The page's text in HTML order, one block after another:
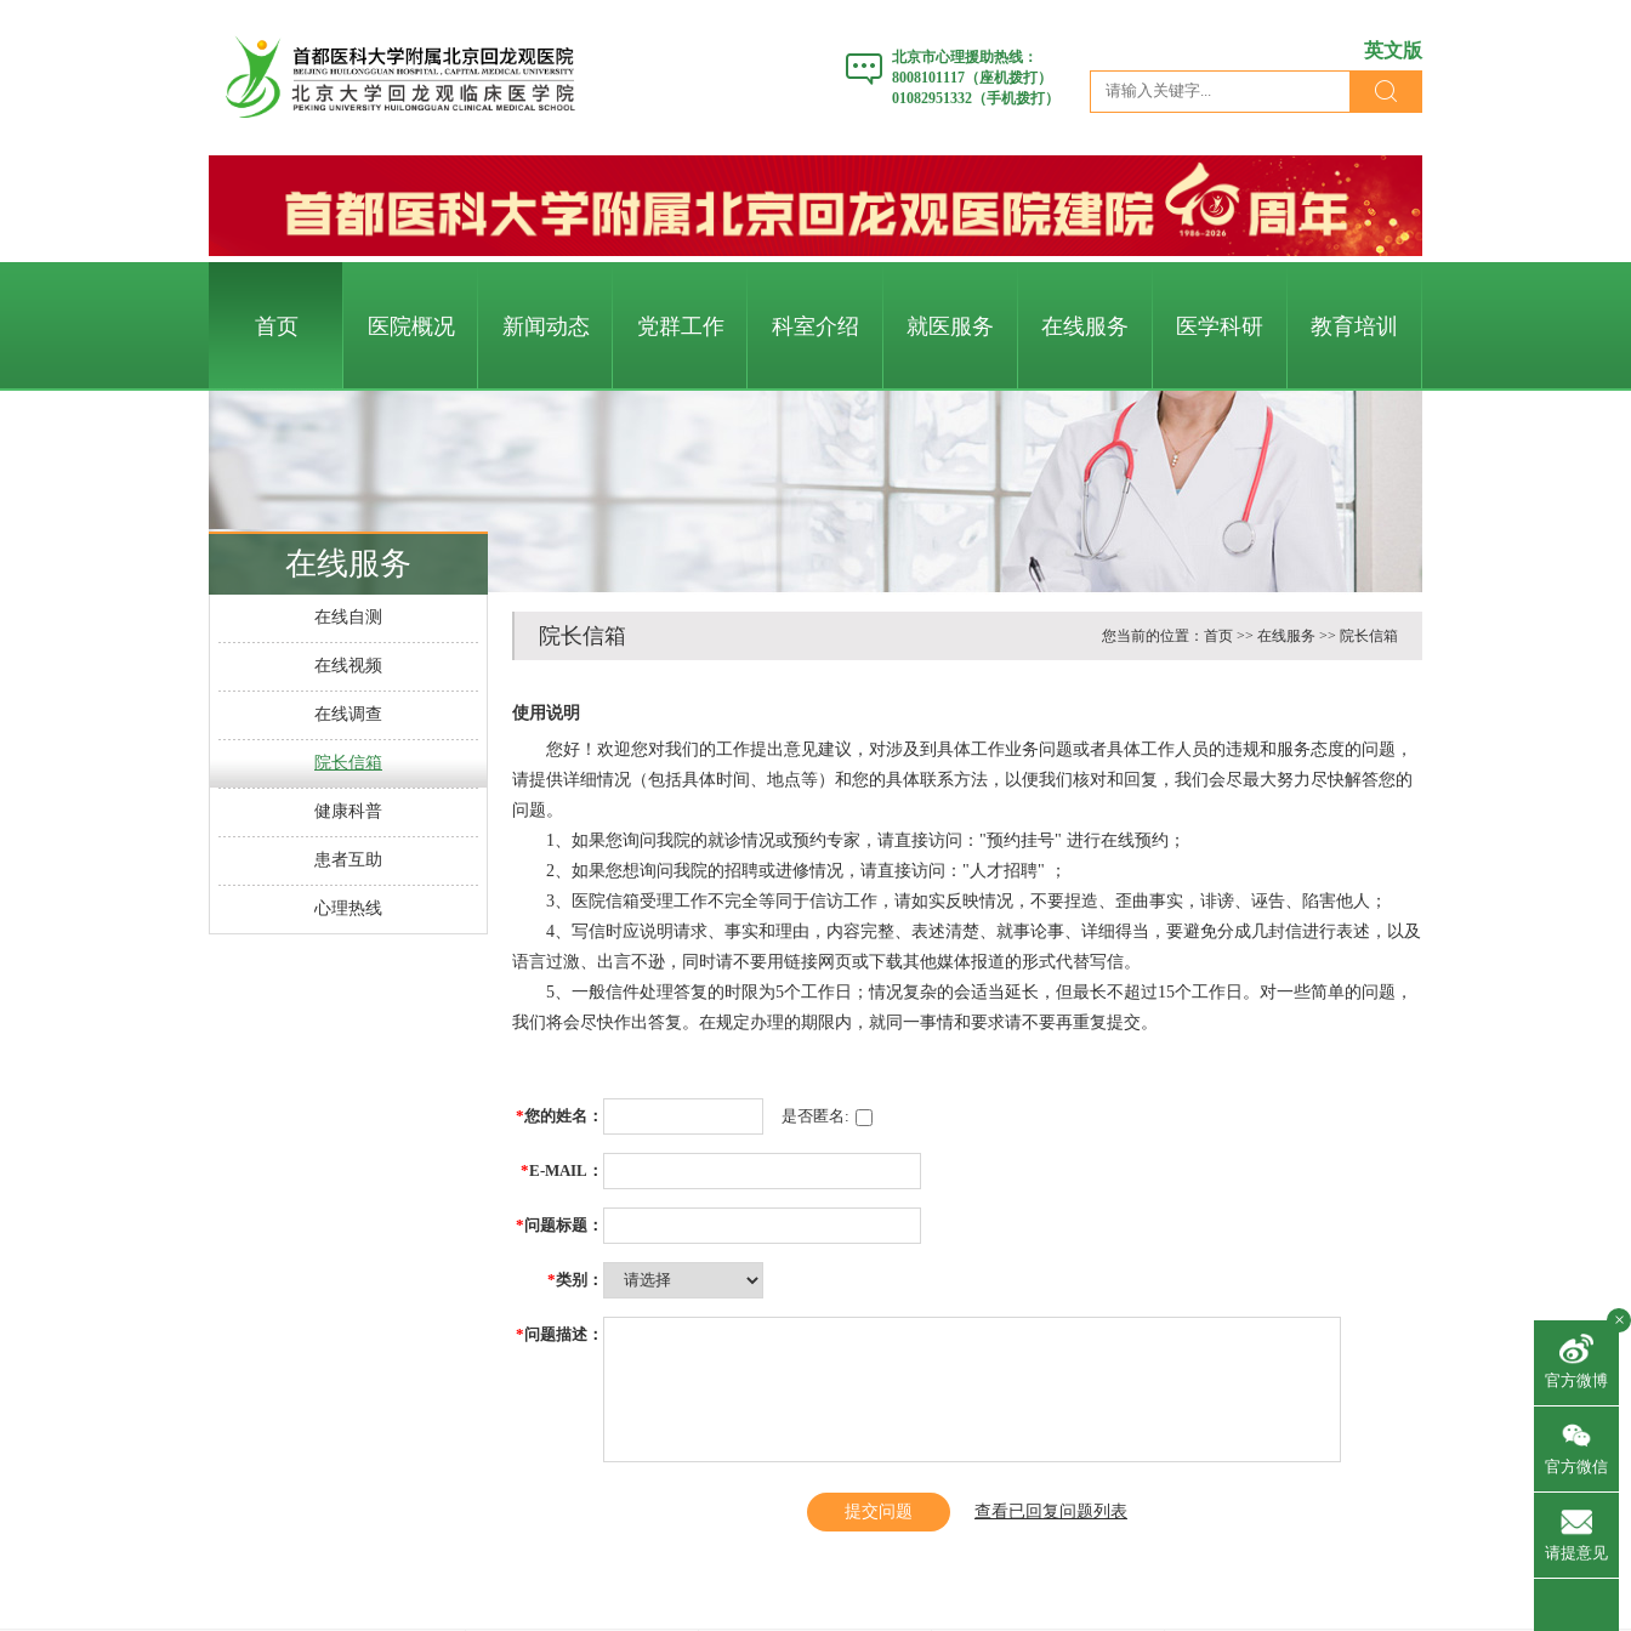
北京市心理援助热线：
8008101117（座机拨打）
01082951332（手机拨打）
英文版
首页 医院概况 新闻动态 党群工作 科室介绍 就医服务 在线服务 医学科研 教育培训
在线服务
在线自测
在线视频
在线调查
院长信箱
健康科普
患者互助
心理热线
院长信箱 您当前的位置： 首页 >> 在线服务 >> 院长信箱
使用说明
您好！欢迎您对我们的工作提出意见建议，对涉及到具体工作业务问题或者具体工作人员的违规和服务态度的问题，
请提供详细情况（包括具体时间、地点等）和您的具体联系方法，以便我们核对和回复，我们会尽最大努力尽快解答您的
问题。
1、如果您询问我院的就诊情况或预约专家，请直接访问："预约挂号" 进行在线预约；
2、如果您想询问我院的招聘或进修情况，请直接访问："人才招聘" ；
3、医院信箱受理工作不完全等同于信访工作，请如实反映情况，不要捏造、歪曲事实，诽谤、诬告、陷害他人；
4、写信时应说明请求、事实和理由，内容完整、表述清楚、就事论事、详细得当，要避免分成几封信进行表述，以及
语言过激、出言不逊，同时请不要用链接网页或下载其他媒体报道的形式代替写信。
5、一般信件处理答复的时限为5个工作日；情况复杂的会适当延长，但最长不超过15个工作日。对一些简单的问题，
我们将会尽快作出答复。在规定办理的期限内，就同一事情和要求请不要再重复提交。
*您的姓名： 是否匿名:
*E-MAIL：
*问题标题：
*类别：
*问题描述：
提交问题 查看已回复问题列表
×
官方微博
官方微信
请提意见